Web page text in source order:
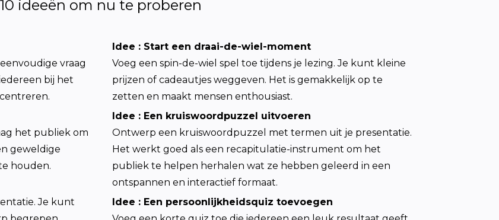
10 ideeën om nu te proberen
vraag
bij het
het publiek om
geweldige
houden.
Je kunt
Idee : Start een draai-de-wiel-moment
Voeg een spin-de-wiel spel toe tijdens je lezing. Je kunt kleine
prijzen of cadeautjes weggeven. Het is gemakkelijk op te
zetten en maakt mensen enthousiast.
Idee : Een kruiswoordpuzzel uitvoeren
Ontwerp een kruiswoordpuzzel met termen uit je presentatie.
Het werkt goed als een recapitulatie-instrument om het
publiek te helpen herhalen wat ze hebben geleerd in een
ontspannen en interactief formaat.
Idee : Een persoonlijkheidsquiz toevoegen